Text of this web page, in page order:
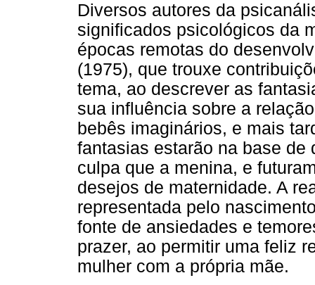
Diversos autores da
significados psicológicos da
épocas remotas do
(1975), que trouxe
tema, ao descrever as
sua influência sobre a
bebês imaginários, e mais
fantasias estarão na base
culpa que a menina, e
desejos de maternidade. A
representada pelo
fonte de ansiedades e
prazer, ao permitir uma feliz
mulher com a própria mãe.